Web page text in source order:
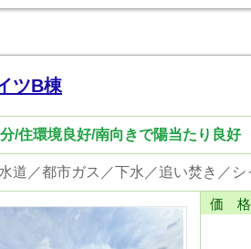
ツB棟
/住環境良好/南向きで陽当たり良好
価 格